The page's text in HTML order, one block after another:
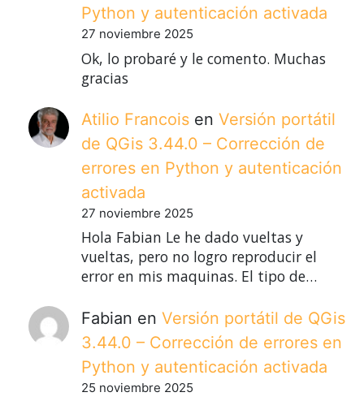
Python y autenticación activada
27 noviembre 2025
Ok, lo probaré y le comento. Muchas
gracias
Atilio Francois en Versión portátil
de QGis 3.44.0 – Corrección de
errores en Python y autenticación
activada
27 noviembre 2025
Hola Fabian Le he dado vueltas y
vueltas, pero no logro reproducir el
error en mis maquinas. El tipo de…
Fabian en Versión portátil de QGis
3.44.0 – Corrección de errores en
Python y autenticación activada
25 noviembre 2025